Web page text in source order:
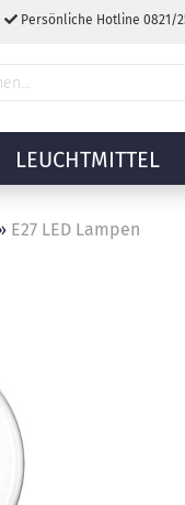
Persönliche Hotline 0821/
LEUCHTMITTEL
E27 LED Lampen